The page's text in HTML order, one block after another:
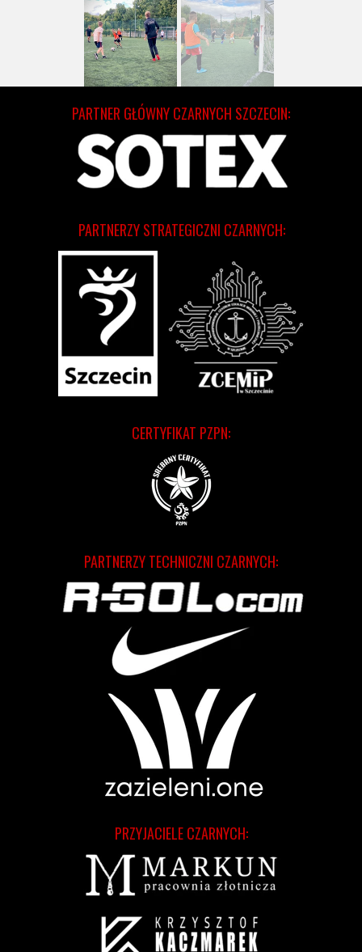
CERTYFIKAT PZPN:
PRZYJACIELE CZARNYCH:
PARTNERZY TECHNICZNI CZARNYCH:
PARTNERZY STRATEGICZNI CZARNYCH:
PARTNER GŁÓWNY CZARNYCH SZCZECIN: